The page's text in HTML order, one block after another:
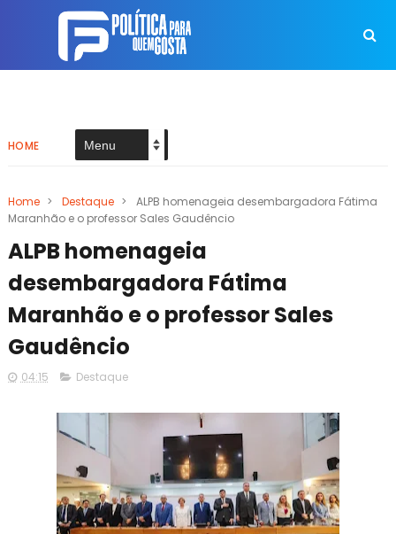
HOME
Home > Destaque >
ALPB homenageia desembargadora Fátima
Maranhão e o professor Sales Gaudêncio
ALPB homenageia
desembargadora Fátima
Maranhão e o professor Sales
Gaudêncio
04:15 Destaque